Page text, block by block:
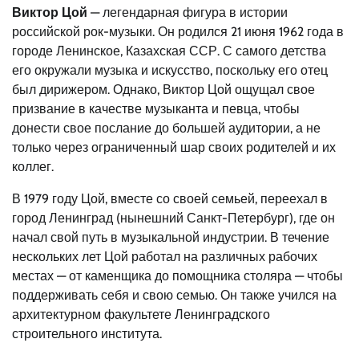
Виктор Цой — легендарная фигура в истории
российской рок-музыки. Он родился 21 июня 1962 года в
городе Ленинское, Казахская ССР. С самого детства
его окружали музыка и искусство, поскольку его отец
был дирижером. Однако, Виктор Цой ощущал свое
призвание в качестве музыканта и певца, чтобы
донести свое послание до большей аудитории, а не
только через ограниченный шар своих родителей и их
коллег.
В 1979 году Цой, вместе со своей семьей, переехал в
город Ленинград (нынешний Санкт-Петербург), где он
начал свой путь в музыкальной индустрии. В течение
нескольких лет Цой работал на различных рабочих
местах — от каменщика до помощника столяра — чтобы
поддерживать себя и свою семью. Он также учился на
архитектурном факультете Ленинградского
строительного института.